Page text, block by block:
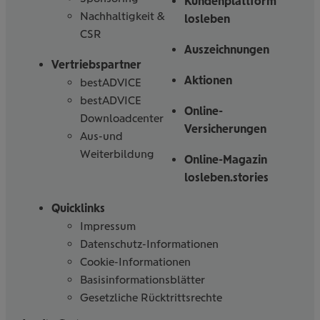
Nachhaltigkeit &
CSR
Vertriebspartner
bestADVICE
bestADVICE
Downloadcenter
Aus-und
Weiterbildung
losleben
Auszeichnungen
Aktionen
Online-
Versicherungen
Online-Magazin
losleben.stories
Quicklinks
Impressum
Datenschutz-Informationen
Cookie-Informationen
Basisinformationsblätter
Gesetzliche Rücktrittsrechte